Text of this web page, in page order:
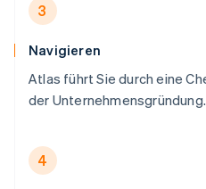
3
Navigieren
Atlas führt Sie durch eine
der Unternehmensgründung.
4